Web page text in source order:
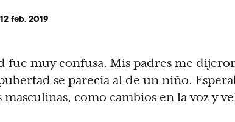
12 feb. 2019
fue muy confusa. Mis padres me
se parecía al de un niño.
masculinas, como cambios en la voz y